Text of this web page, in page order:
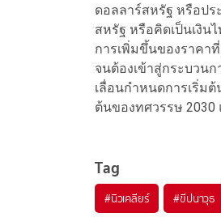
ดอลลาร์สหรัฐ หรือป
สหรัฐ หรือคิดเป็นเงิน
การเพิ่มขึ้นของราคา
จนต้องเข้าสู่กระบวน
เลื่อนกำหนดการเริ่ม
ต้นของทศวรรษ 2030
Tag
#นิวเคลียร์ #ขีปนาวุธ